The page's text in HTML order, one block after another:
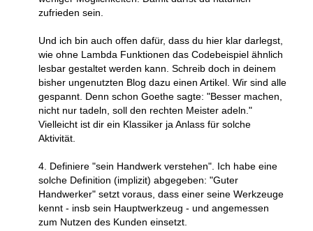
zufrieden sein.
Und ich bin auch offen dafür, dass du hier klar darlegst,
wie ohne Lambda Funktionen das Codebeispiel ähnlich
lesbar gestaltet werden kann. Schreib doch in deinem
bisher ungenutzten Blog dazu einen Artikel. Wir sind alle
gespannt. Denn schon Goethe sagte: "Besser machen,
nicht nur tadeln, soll den rechten Meister adeln."
Vielleicht ist dir ein Klassiker ja Anlass für solche
Aktivität.
4. Definiere "sein Handwerk verstehen". Ich habe eine
solche Definition (implizit) abgegeben: "Guter
Handwerker" setzt voraus, dass einer seine Werkzeuge
kennt - insb sein Hauptwerkzeug - und angemessen
zum Nutzen des Kunden einsetzt.